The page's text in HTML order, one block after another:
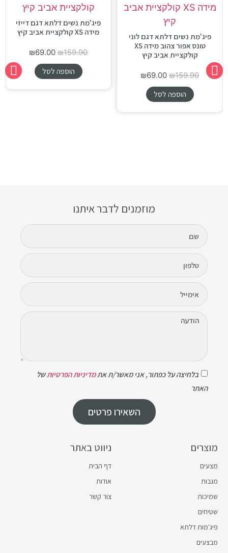
פיג'מת נשים דלתא דגם לוני
טונס אפור צהוב מידה XS
קולקציית אביב קיץ
₪159.90
₪69.00
הוספה לסל
פיג'מת נשים דלתא דגם דייזי
מידה XS קולקציית אביב קיץ
₪159.90
₪69.00
הוספה לסל
ניווט באתר
דף הבית
אודות
צור קשר
מוצרים
מצעים
מגבות
שמיכות
שטיחים
פיג'מות דלתא
מבצעים
מוזמנים לדבר איתנו
בלחיצה על כפתור, אני מאשר/ת אתמדיניות הפרטיותשל
האתר
השאירו פרטים